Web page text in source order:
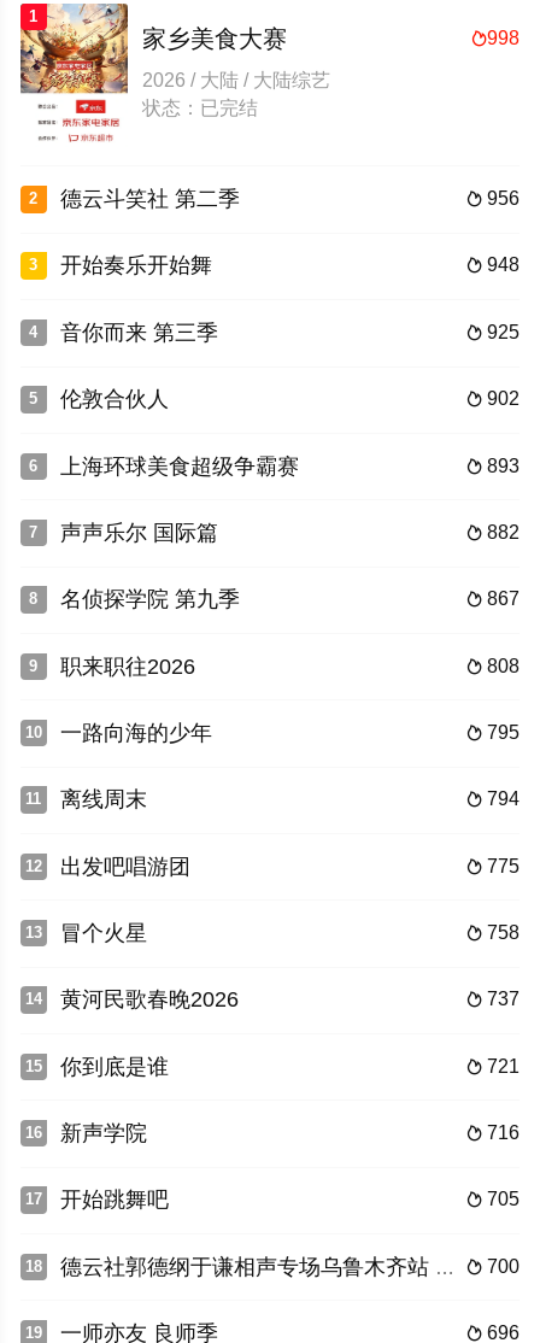
1
998
家乡美食大赛
2026 / 大陆 / 大陆综艺
状态：已完结
2  956
德云斗笑社 第二季
3  948
开始奏乐开始舞
4  925
音你而来 第三季
5  902
伦敦合伙人
6  893
上海环球美食超级争霸赛
7  882
声声乐尔 国际篇
8  867
名侦探学院 第九季
9  808
职来职往2026
10  795
一路向海的少年
11  794
离线周末
12  775
出发吧唱游团
13  758
冒个火星
14  737
黄河民歌春晚2026
15  721
你到底是谁
16  716
新声学院
17  705
开始跳舞吧
18  700
德云社郭德纲于谦相声专场乌鲁木齐站 2025
19  696
一师亦友 良师季